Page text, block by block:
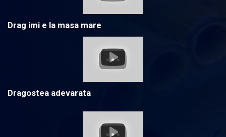
Drag imi e la masa mare
Dragostea adevarata